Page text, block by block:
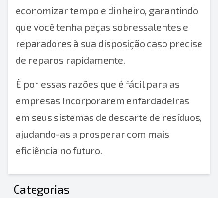
economizar tempo e dinheiro, garantindo
que você tenha peças sobressalentes e
reparadores à sua disposição caso precise
de reparos rapidamente.
É por essas razões que é fácil para as
empresas incorporarem enfardadeiras
em seus sistemas de descarte de resíduos,
ajudando-as a prosperar com mais
eficiência no futuro.
Categorias